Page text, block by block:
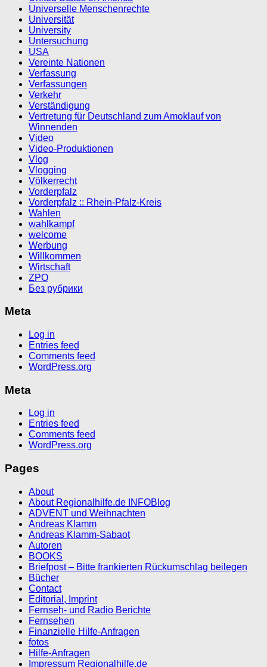
Universelle Menschenrechte
Universität
University
Untersuchung
USA
Vereinte Nationen
Verfassung
Verfassungen
Verkehr
Verständigung
Vertretung für Deutschland zum Amoklauf von
Winnenden
Video
Video-Produktionen
Vlog
Vlogging
Völkerrecht
Vorderpfalz
Vorderpfalz :: Rhein-Pfalz-Kreis
Wahlen
wahlkampf
welcome
Werbung
Willkommen
Wirtschaft
ZPO
Без рубрики
Meta
Log in
Entries feed
Comments feed
WordPress.org
Meta
Log in
Entries feed
Comments feed
WordPress.org
Pages
About
About Regionalhilfe.de INFOBlog
ADVENT und Weihnachten
Andreas Klamm
Andreas Klamm-Sabaot
Autoren
BOOKS
Briefpost – Bitte frankierten Rückumschlag beilegen
Bücher
Contact
Editorial, Imprint
Fernseh- und Radio Berichte
Fernsehen
Finanzielle Hilfe-Anfragen
fotos
Hilfe-Anfragen
Impressum Regionalhilfe.de